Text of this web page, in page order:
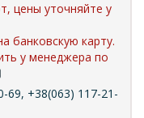
цены уточняйте у
банковскую карту.
у менеджера по
69, +38(063) 117-21-